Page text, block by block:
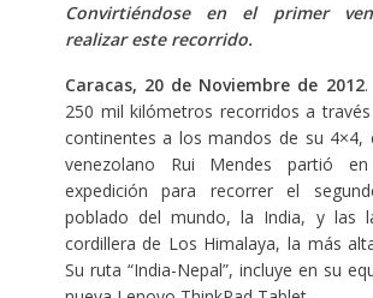
Convirtiéndose en el primer
realizar este recorrido.
Caracas, 20 de Noviembre de 2012.
250 mil kilómetros recorridos a
continentes a los mandos de su 4×4,
venezolano Rui Mendes partió
expedición para recorrer el
poblado del mundo, la India, y las
cordillera de Los Himalaya, la más
Su ruta “India-Nepal”, incluye en su